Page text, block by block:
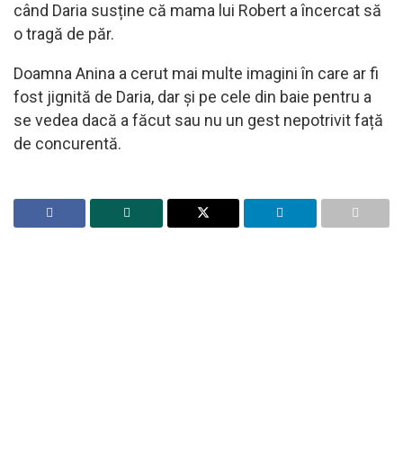
când Daria susține că mama lui Robert a încercat să
o tragă de păr.
Doamna Anina a cerut mai multe imagini în care ar fi
fost jignită de Daria, dar și pe cele din baie pentru a
se vedea dacă a făcut sau nu un gest nepotrivit față
de concurentă.